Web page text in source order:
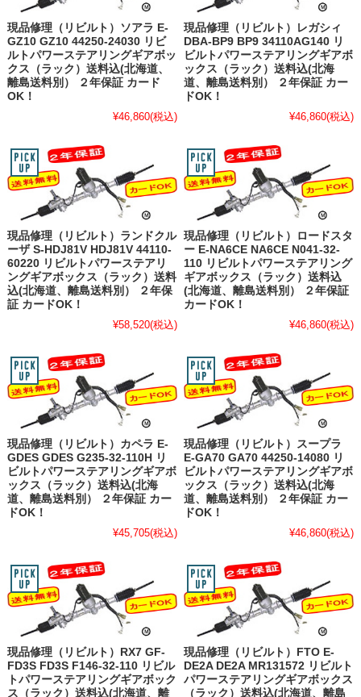
現品修理（リビルト）ソアラ E-
GZ10 GZ10 44250-24030 リビ
ルトパワーステアリングギアボッ
クス（ラック）送料込(北海道、
離島送料別） ２年保証 カード
OK！
¥46,860(税込)
現品修理（リビルト）レガシィ
DBA-BP9 BP9 34110AG140 リ
ビルトパワーステアリングギアボ
ックス（ラック）送料込(北海
道、離島送料別） ２年保証 カー
ドOK！
¥46,860(税込)
現品修理（リビルト）ランドクル
ーザ S-HDJ81V HDJ81V 44110-
60220 リビルトパワーステアリ
ングギアボックス（ラック）送料
込(北海道、離島送料別） ２年保
証 カードOK！
¥58,520(税込)
現品修理（リビルト）ロードスタ
ー E-NA6CE NA6CE N041-32-
110 リビルトパワーステアリング
ギアボックス（ラック）送料込
(北海道、離島送料別） ２年保証
カードOK！
¥46,860(税込)
現品修理（リビルト）カペラ E-
GDES GDES G235-32-110H リ
ビルトパワーステアリングギアボ
ックス（ラック）送料込(北海
道、離島送料別） ２年保証 カー
ドOK！
¥45,705(税込)
現品修理（リビルト）スープラ
E-GA70 GA70 44250-14080 リ
ビルトパワーステアリングギアボ
ックス（ラック）送料込(北海
道、離島送料別） ２年保証 カー
ドOK！
¥46,860(税込)
現品修理（リビルト）RX7 GF-
FD3S FD3S F146-32-110 リビル
トパワーステアリングギアボック
ス（ラック）送料込(北海道、離
現品修理（リビルト）FTO E-
DE2A DE2A MR131572 リビルト
パワーステアリングギアボックス
（ラック）送料込(北海道、離島